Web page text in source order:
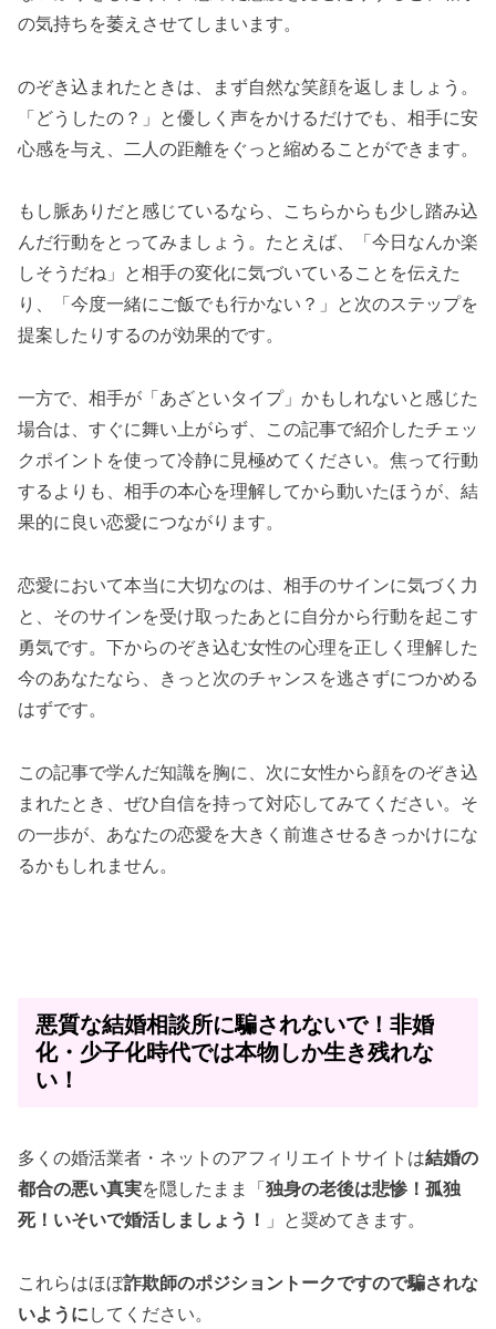
の気持ちを萎えさせてしまいます。
のぞき込まれたときは、まず自然な笑顔を返しましょう。
「どうしたの？」と優しく声をかけるだけでも、相手に安
心感を与え、二人の距離をぐっと縮めることができます。
もし脈ありだと感じているなら、こちらからも少し踏み込
んだ行動をとってみましょう。たとえば、「今日なんか楽
しそうだね」と相手の変化に気づいていることを伝えた
り、「今度一緒にご飯でも行かない？」と次のステップを
提案したりするのが効果的です。
一方で、相手が「あざといタイプ」かもしれないと感じた
場合は、すぐに舞い上がらず、この記事で紹介したチェッ
クポイントを使って冷静に見極めてください。焦って行動
するよりも、相手の本心を理解してから動いたほうが、結
果的に良い恋愛につながります。
恋愛において本当に大切なのは、相手のサインに気づく力
と、そのサインを受け取ったあとに自分から行動を起こす
勇気です。下からのぞき込む女性の心理を正しく理解した
今のあなたなら、きっと次のチャンスを逃さずにつかめる
はずです。
この記事で学んだ知識を胸に、次に女性から顔をのぞき込
まれたとき、ぜひ自信を持って対応してみてください。そ
の一歩が、あなたの恋愛を大きく前進させるきっかけにな
るかもしれません。
悪質な結婚相談所に騙されないで！非婚
化・少子化時代では本物しか生き残れな
い！
多くの婚活業者・ネットのアフィリエイトサイトは結婚の
都合の悪い真実を隠したまま「 独身の老後は悲惨！孤独
死！いそいで婚活しましょう！
」と奨めてきます。
これらはほぼ詐欺師のポジショントークですので騙されな
いように してください。